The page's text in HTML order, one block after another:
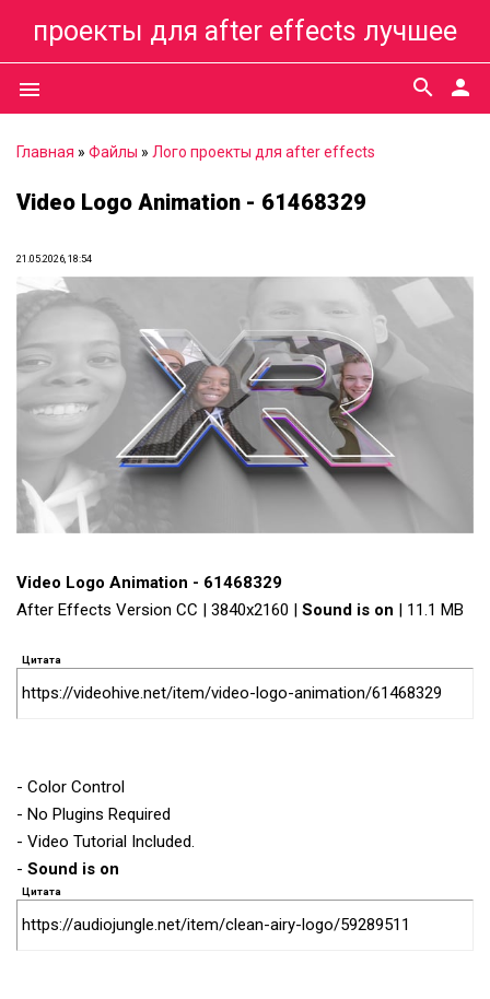
проекты для after effects лучшее
menu person
search
Главная » Файлы » Лого проекты для after effects
Video Logo Animation - 61468329
21.05.2026, 18:54
Video Logo Animation - 61468329
After Effects Version CC | 3840x2160 | Sound is on | 11.1 MB
Цитата
https://videohive.net/item/video-logo-animation/61468329
- Color Control
- No Plugins Required
- Video Tutorial Included.
- Sound is on
Цитата
https://audiojungle.net/item/clean-airy-logo/59289511